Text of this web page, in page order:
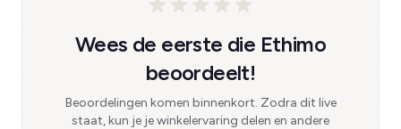
Wees de eerste die Ethimo
beoordeelt!
Beoordelingen komen binnenkort. Zodra dit live
staat, kun je je winkelervaring delen en andere